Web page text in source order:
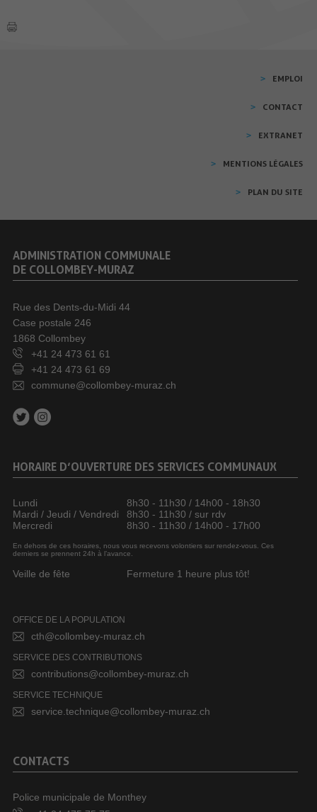
EMPLOI
CONTACT
EXTRANET
MENTIONS LÉGALES
PLAN DU SITE
ADMINISTRATION COMMUNALE
DE COLLOMBEY-MURAZ
Rue des Dents-du-Midi 44
Case postale 246
1868 Collombey
+41 24 473 61 61
+41 24 473 61 69
commune@collombey-muraz.ch
HORAIRE D’OUVERTURE DES SERVICES COMMUNAUX
Lundi
8h30 - 11h30 / 14h00 - 18h30
Mardi / Jeudi / Vendredi
8h30 - 11h30 / sur rdv
Mercredi
8h30 - 11h30 / 14h00 - 17h00
En dehors de ces horaires, nous vous recevons volontiers sur rendez-vous. Ces
derniers se prennent 24h à l’avance.
Veille de fête Fermeture 1 heure plus tôt!
OFFICE DE LA POPULATION
cth@collombey-muraz.ch
SERVICE DES CONTRIBUTIONS
contributions@collombey-muraz.ch
SERVICE TECHNIQUE
service.technique@collombey-muraz.ch
CONTACTS
Police municipale de Monthey